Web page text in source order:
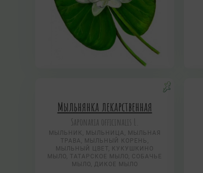
Мыльнянка лекарственная
Saponaria officinalis L.
МЫЛЬНИК, МЫЛЬНИЦА, МЫЛЬНАЯ
ТРАВА, МЫЛЬНЫЙ КОРЕНЬ,
МЫЛЬНЫЙ ЦВЕТ, КУКУШКИНО
МЫЛО, ТАТАРСКОЕ МЫЛО, СОБАЧЬЕ
МЫЛО, ДИКОЕ МЫЛО